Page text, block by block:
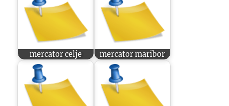
mercator celje mercator maribor